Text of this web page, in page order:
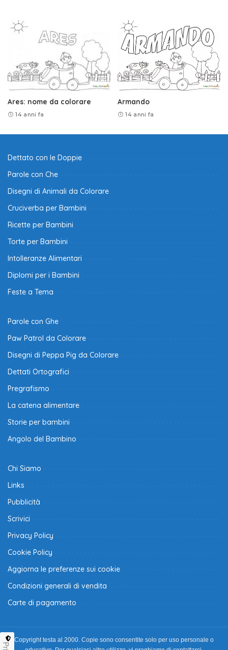
Ares: nome da colorare
14 anni fa
Armando
14 anni fa
Dettato con le Doppie
Parole con Che
Disegni di Animali da Colorare
Cruciverba per Bambini
Ricette per Bambini
Torte per Bambini
Intolleranze Alimentari
Diplomi per i Bambini
Feste a Tema
Parole con Ghe
Paw Patrol da Colorare
Disegni di Peppa Pig da Colorare
Dettati Ortografici
Pregrafismo
La catena alimentare
Storie per bambini
Angolo del Bambino
Chi Siamo
Links
Pubblicità
Scrivici
Privacy Policy
Cookie Policy
Aggiorna le preferenze sui cookie
Condizioni generali di vendita
Carte di pagamento
Copyright testa al 2000. Copie sono consentite solo per uso personale o